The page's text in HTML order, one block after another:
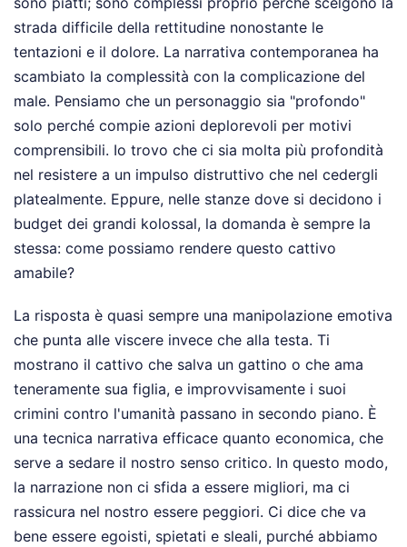
strada difficile della rettitudine nonostante le
tentazioni e il dolore. La narrativa contemporanea ha
scambiato la complessità con la complicazione del
male. Pensiamo che un personaggio sia "profondo"
solo perché compie azioni deplorevoli per motivi
comprensibili. Io trovo che ci sia molta più profondità
nel resistere a un impulso distruttivo che nel cedergli
platealmente. Eppure, nelle stanze dove si decidono i
budget dei grandi kolossal, la domanda è sempre la
stessa: come possiamo rendere questo cattivo
amabile?
La risposta è quasi sempre una manipolazione emotiva
che punta alle viscere invece che alla testa. Ti
mostrano il cattivo che salva un gattino o che ama
teneramente sua figlia, e improvvisamente i suoi
crimini contro l'umanità passano in secondo piano. È
una tecnica narrativa efficace quanto economica, che
serve a sedare il nostro senso critico. In questo modo,
la narrazione non ci sfida a essere migliori, ma ci
rassicura nel nostro essere peggiori. Ci dice che va
bene essere egoisti, spietati e sleali, purché abbiamo